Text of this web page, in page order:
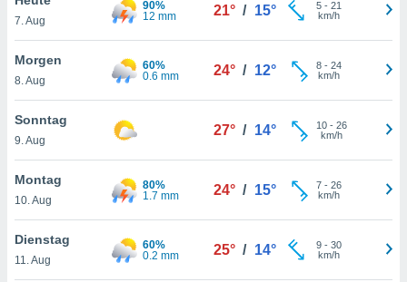
oder
Partner
es uns
das
der
Profil zu
Ihnen
finden
7. Aug
90%
12 mm
21° / 15° 5- 21
km/h
Morgen
8. Aug
60%
0.6 mm
24° / 12° 8- 24
km/h
Sonntag
9. Aug
27° / 14° 10- 26
km/h
Montag
10. Aug
80%
1.7 mm
24° / 15° 7- 26
km/h
Dienstag
11. Aug
60%
0.2 mm
25° / 14° 9- 30
km/h